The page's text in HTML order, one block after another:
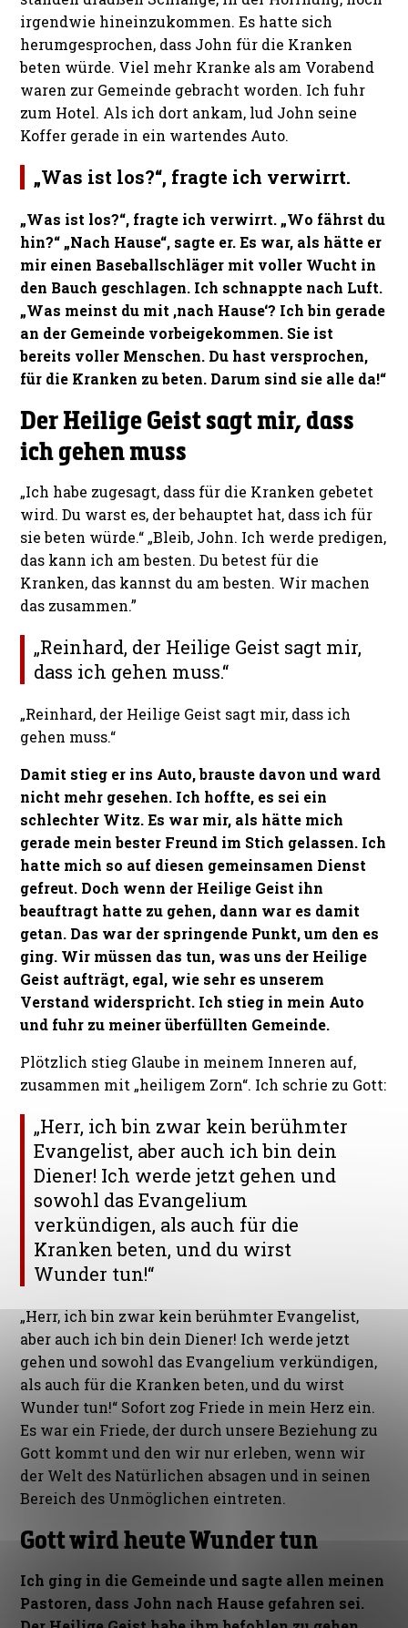
irgendwie hineinzukommen. Es hatte sich
herumgesprochen, dass John für die Kranken
beten würde. Viel mehr Kranke als am Vorabend
waren zur Gemeinde gebracht worden. Ich fuhr
zum Hotel. Als ich dort ankam, lud John seine
Koffer gerade in ein wartendes Auto.
„Was ist los?“, fragte ich verwirrt.
„Was ist los?“, fragte ich verwirrt. „Wo fährst du
hin?“ „Nach Hause“, sagte er. Es war, als hätte er
mir einen Baseballschläger mit voller Wucht in
den Bauch geschlagen. Ich schnappte nach Luft.
„Was meinst du mit ‚nach Hause‘? Ich bin gerade
an der Gemeinde vorbeigekommen. Sie ist
bereits voller Menschen. Du hast versprochen,
für die Kranken zu beten. Darum sind sie alle da!“
Der Heilige Geist sagt mir, dass
ich gehen muss
„Ich habe zugesagt, dass für die Kranken gebetet
wird. Du warst es, der behauptet hat, dass ich für
sie beten würde.“ „Bleib, John. Ich werde predigen,
das kann ich am besten. Du betest für die
Kranken, das kannst du am besten. Wir machen
das zusammen.”
„Reinhard, der Heilige Geist sagt mir,
dass ich gehen muss.“
„Reinhard, der Heilige Geist sagt mir, dass ich
gehen muss.“
Damit stieg er ins Auto, brauste davon und ward
nicht mehr gesehen. Ich hoffte, es sei ein
schlechter Witz. Es war mir, als hätte mich
gerade mein bester Freund im Stich gelassen. Ich
hatte mich so auf diesen gemeinsamen Dienst
gefreut. Doch wenn der Heilige Geist ihn
beauftragt hatte zu gehen, dann war es damit
getan. Das war der springende Punkt, um den es
ging. Wir müssen das tun, was uns der Heilige
Geist aufträgt, egal, wie sehr es unserem
Verstand widerspricht. Ich stieg in mein Auto
und fuhr zu meiner überfüllten Gemeinde.
Plötzlich stieg Glaube in meinem Inneren auf,
zusammen mit „heiligem Zorn“. Ich schrie zu Gott:
„Herr, ich bin zwar kein berühmter
Evangelist, aber auch ich bin dein
Diener! Ich werde jetzt gehen und
sowohl das Evangelium
verkündigen, als auch für die
Kranken beten, und du wirst
Wunder tun!“
„Herr, ich bin zwar kein berühmter Evangelist,
aber auch ich bin dein Diener! Ich werde jetzt
gehen und sowohl das Evangelium verkündigen,
als auch für die Kranken beten, und du wirst
Wunder tun!“ Sofort zog Friede in mein Herz ein.
Es war ein Friede, der durch unsere Beziehung zu
Gott kommt und den wir nur erleben, wenn wir
der Welt des Natürlichen absagen und in seinen
Bereich des Unmöglichen eintreten.
Gott wird heute Wunder tun
Ich ging in die Gemeinde und sagte allen meinen
Pastoren, dass John nach Hause gefahren sei.